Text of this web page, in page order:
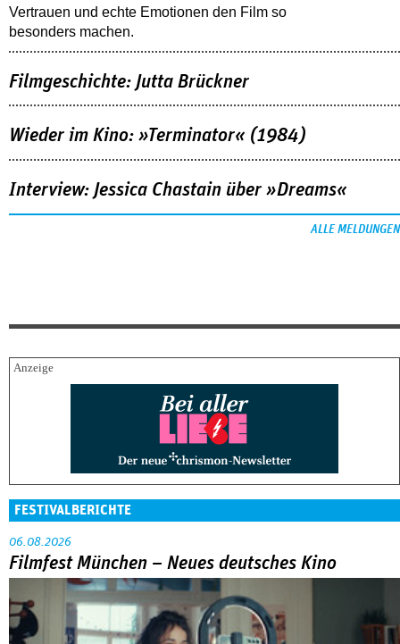
Vertrauen und echte Emotionen den Film so
besonders machen.
Filmgeschichte: Jutta Brückner
Wieder im Kino: »Terminator« (1984)
Interview: Jessica Chastain über »Dreams«
ALLE MELDUNGEN
FESTIVALBERICHTE
06.08.2026
Filmfest München – Neues deutsches Kino